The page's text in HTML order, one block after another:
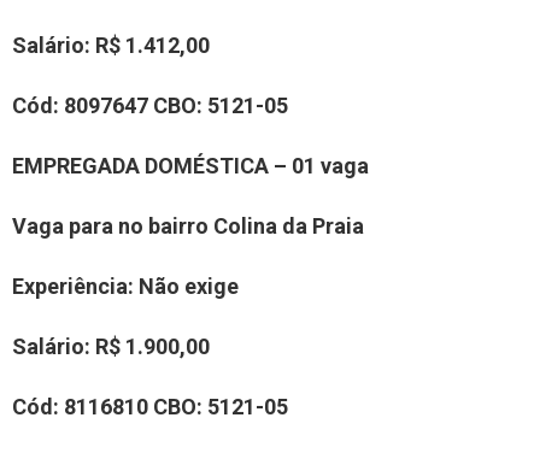
Salário: R$ 1.412,00
Cód: 8097647 CBO: 5121-05
EMPREGADA DOMÉSTICA – 01 vaga
Vaga para no bairro Colina da Praia
Experiência: Não exige
Salário: R$ 1.900,00
Cód: 8116810 CBO: 5121-05